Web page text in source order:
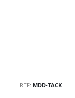
REF MDD-TACK